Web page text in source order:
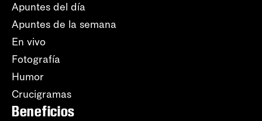
Apuntes del día
Apuntes de la semana
En vivo
Fotografía
Humor
Crucigramas
Beneficios